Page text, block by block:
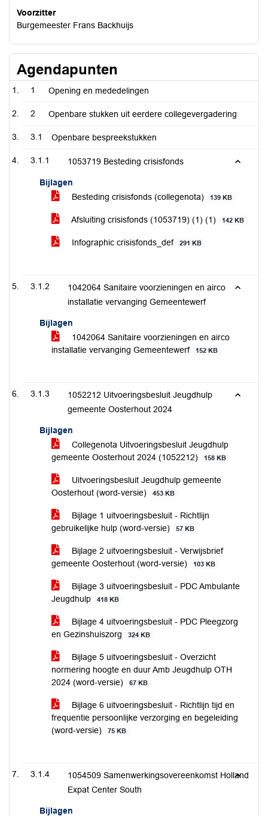
Voorzitter
Burgemeester Frans Backhuijs
Agendapunten
1 Opening en mededelingen
2 Openbare stukken uit eerdere collegevergadering
3.1 Openbare bespreekstukken
3.1.1 1053719 Besteding crisisfonds
Bijlagen
Besteding crisisfonds (collegenota)
139 KB
Afsluiting crisisfonds (1053719) (1) (1) 142 KB
Infographic crisisfonds_def 291 KB
3.1.2
1042064 Sanitaire voorzieningen en airco
installatie vervanging Gemeentewerf
Bijlagen
1042064 Sanitaire voorzieningen en airco
installatie vervanging Gemeentewerf
152 KB
3.1.3
1052212 Uitvoeringsbesluit Jeugdhulp
gemeente Oosterhout 2024
Bijlagen
Collegenota Uitvoeringsbesluit Jeugdhulp
gemeente Oosterhout 2024 (1052212)
158 KB
Uitvoeringsbesluit Jeugdhulp gemeente
Oosterhout (word-versie)
453 KB
Bijlage 1 uitvoeringsbesluit - Richtlijn
gebruikelijke hulp (word-versie)
57 KB
Bijlage 2 uitvoeringsbesluit - Verwijsbrief
gemeente Oosterhout (word-versie)
103 KB
Bijlage 3 uitvoeringsbesluit - PDC Ambulante
Jeugdhulp
418 KB
Bijlage 4 uitvoeringsbesluit - PDC Pleegzorg
en Gezinshuiszorg
324 KB
Bijlage 5 uitvoeringsbesluit - Overzicht
normering hoogte en duur Amb Jeugdhulp OTH
2024 (word-versie)
67 KB
Bijlage 6 uitvoeringsbesluit - Richtlijn tijd en
frequentie persoonlijke verzorging en begeleiding
(word-versie)
75 KB
3.1.4
1054509 Samenwerkingsovereenkomst Holland
Expat Center South
Bijlagen